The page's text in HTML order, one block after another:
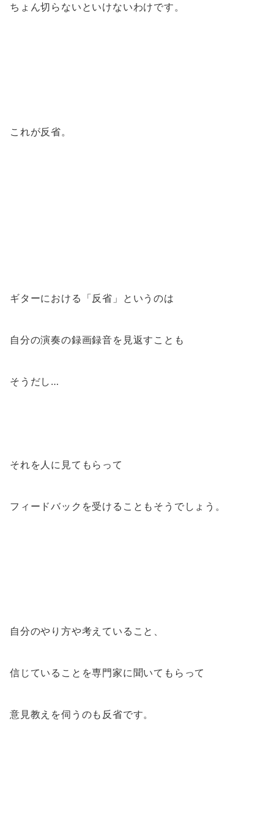
ちょん切らないといけないわけです。
これが反省。
ギターにおける「反省」というのは
自分の演奏の録画録音を見返すことも
そうだし…
それを人に見てもらって
フィードバックを受けることもそうでしょう。
自分のやり方や考えていること、
信じていることを専門家に聞いてもらって
意見教えを伺うのも反省です。